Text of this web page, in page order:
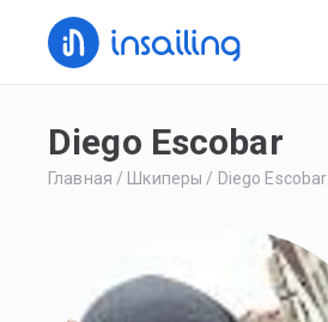
Diego Escobar
Главная / Шкиперы / Diego Escobar